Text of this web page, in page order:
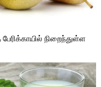
நிறைந்துள்ள